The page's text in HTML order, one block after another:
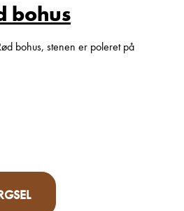
bohus
bohus, stenen er poleret på